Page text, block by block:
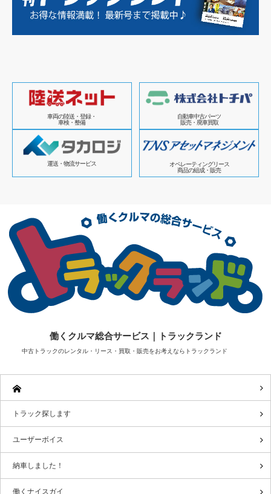
車両の陸送・登録・
車検・整備
自動車中古パーツ
販売・廃車買取
運送・物流サービス
オペレーティングリース
商品の組成・販売
働くクルマ総合サービス｜トラックランド
中古トラックのレンタル・リース・買取・販売をお考えならトラックランド
トラック探します
ユーザーボイス
納車しました！
働くナイスガイ